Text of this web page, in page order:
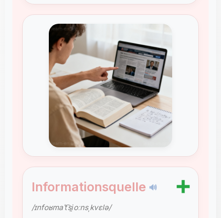
Informationsquelle 🔊 ➕
/ɪnfoʁmaˈt͡si̯oːnsˌkvɛlə/